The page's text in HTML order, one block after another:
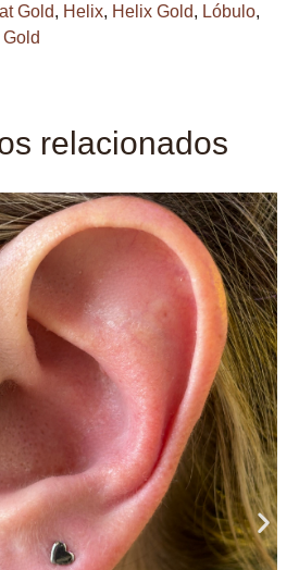
Gold, Helix, Helix Gold, Lóbulo,
relacionados